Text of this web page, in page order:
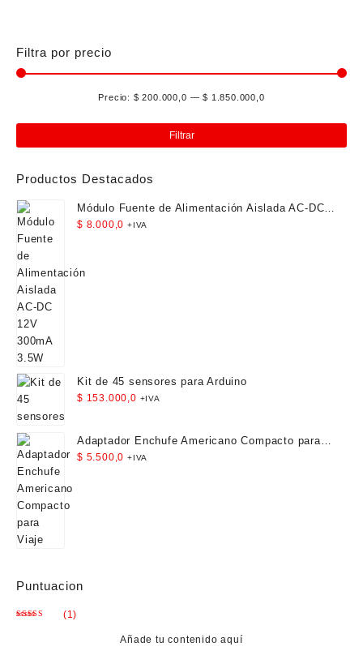
Filtra por precio
Filtrar
Precio: $ 200.000,0 —$ 1.850.000,0
Productos Destacados
Módulo Fuente de Alimentación Aislada AC-DC
12V 300mA 3.5W
$ 8.000,0 +IVA
Kit de 45 sensores para Arduino
$ 153.000,0 +IVA
Adaptador Enchufe Americano Compacto para
Viaje
$ 5.500,0 +IVA
Puntuacion
(1)
Añade tu contenido aquí